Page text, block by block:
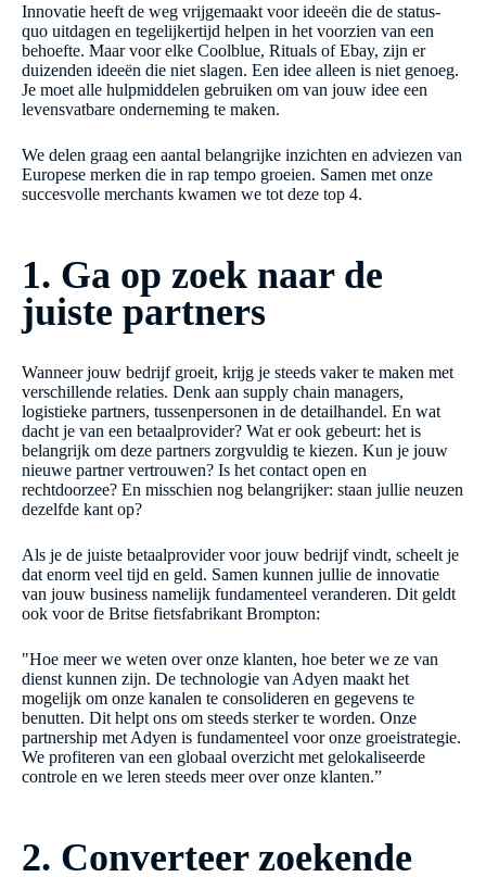
Innovatie heeft de weg vrijgemaakt voor ideeën die de status-
quo uitdagen en tegelijkertijd helpen in het voorzien van een
behoefte. Maar voor elke Coolblue, Rituals of Ebay, zijn er
duizenden ideeën die niet slagen. Een idee alleen is niet genoeg.
Je moet alle hulpmiddelen gebruiken om van jouw idee een
levensvatbare onderneming te maken.
We delen graag een aantal belangrijke inzichten en adviezen van
Europese merken die in rap tempo groeien. Samen met onze
succesvolle merchants kwamen we tot deze top 4.
1. Ga op zoek naar de
juiste partners
Wanneer jouw bedrijf groeit, krijg je steeds vaker te maken met
verschillende relaties. Denk aan supply chain managers,
logistieke partners, tussenpersonen in de detailhandel. En wat
dacht je van een betaalprovider? Wat er ook gebeurt: het is
belangrijk om deze partners zorgvuldig te kiezen. Kun je jouw
nieuwe partner vertrouwen? Is het contact open en
rechtdoorzee? En misschien nog belangrijker: staan jullie neuzen
dezelfde kant op?
Als je de juiste betaalprovider voor jouw bedrijf vindt, scheelt je
dat enorm veel tijd en geld. Samen kunnen jullie de innovatie
van jouw business namelijk fundamenteel veranderen. Dit geldt
ook voor de Britse fietsfabrikant Brompton:
"Hoe meer we weten over onze klanten, hoe beter we ze van
dienst kunnen zijn. De technologie van Adyen maakt het
mogelijk om onze kanalen te consolideren en gegevens te
benutten. Dit helpt ons om steeds sterker te worden. Onze
partnership met Adyen is fundamenteel voor onze groeistrategie.
We profiteren van een globaal overzicht met gelokaliseerde
controle en we leren steeds meer over onze klanten.”
2. Converteer zoekende